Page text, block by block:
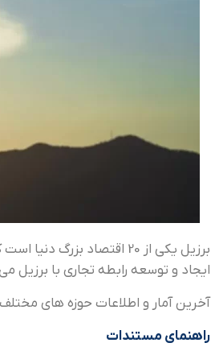
ايجاد و توسعه رابطه تجاري با برزيل
آخرین آمار و اطلاعات حوزه های
راهنماي مستندات